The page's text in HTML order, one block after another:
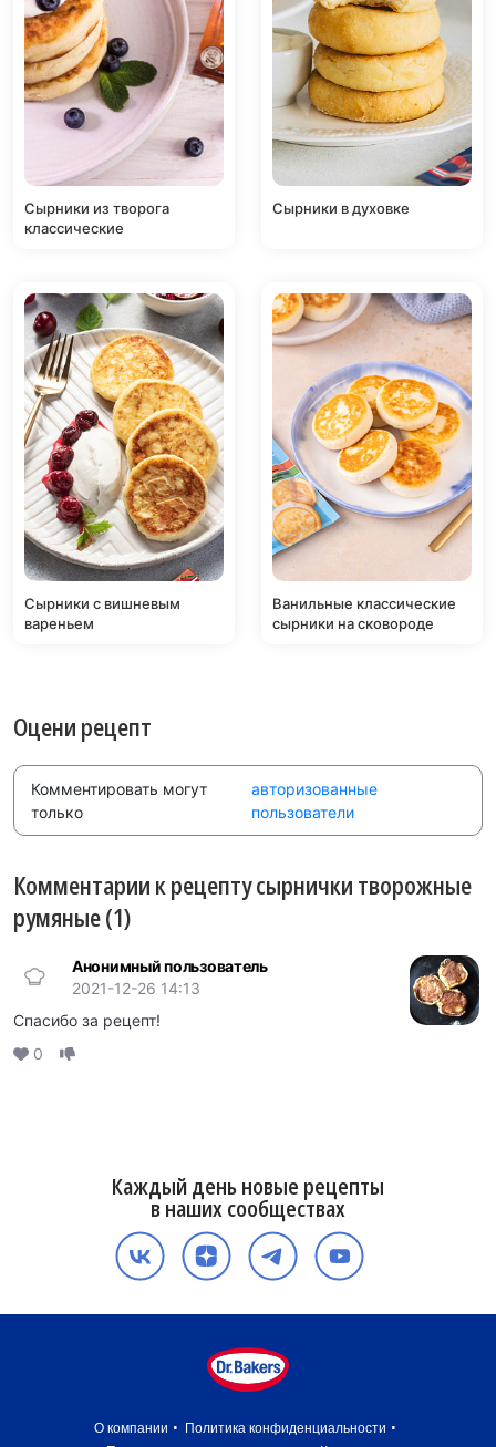
Сырники из творога
классические
Сырники в духовке
Cырники с вишневым
вареньем
Ванильные классические
сырники на сковороде
Оцени рецепт
Комментировать могут
только
авторизованные
пользователи
Комментарии к рецепту сырнички творожные
румяные (1)
Анонимный пользователь
2021-12-26 14:13
Спасибо за рецепт!
0
Каждый день новые рецепты
в наших сообществах
О компании
Политика конфиденциальности